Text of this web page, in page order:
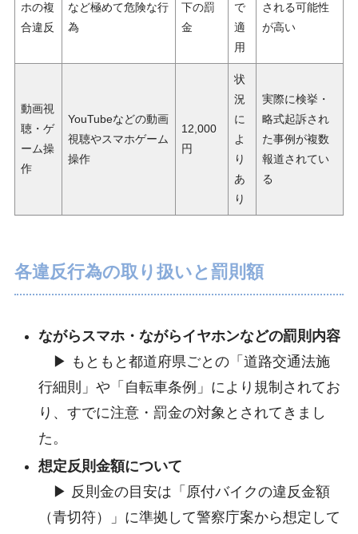
ホの複
合違反
など極めて危険な行
為
下の罰
金
で
適
用
される可能性
が高い
動画視
聴・ゲ
ーム操
作
YouTubeなどの動画
視聴やスマホゲーム
操作
12,000
円
状
況
に
よ
り
あ
り
実際に検挙・
略式起訴され
た事例が複数
報道されてい
る
各違反行為の取り扱いと罰則額
ながらスマホ・ながらイヤホンなどの罰則内容
▶︎ もともと都道府県ごとの「道路交通法施
行細則」や「自転車条例」により規制されてお
り、すでに注意・罰金の対象とされてきまし
た。
想定反則金額について
▶︎ 反則金の目安は「原付バイクの違反金額
（青切符）」に準拠して警察庁案から想定して